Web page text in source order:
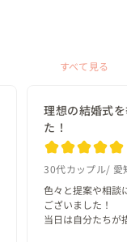
すべて見る
理想の結婚式
た！
30代カップル 愛
色々と提案や相談
ございました！
当日は自分たちが